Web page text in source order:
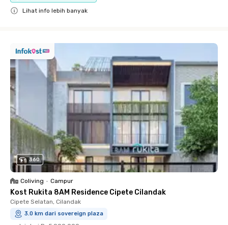
Lihat info lebih banyak
360
Coliving • Campur
Kost Rukita 8AM Residence Cipete Cilandak
Cipete Selatan, Cilandak
3.0 km dari sovereign plaza